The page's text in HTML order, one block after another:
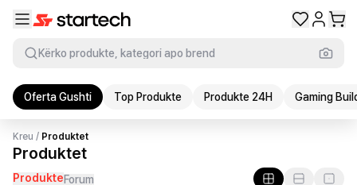
Kërko produkte, kategori apo brend
Oferta Gushti Top Produkte Produkte 24H Gaming
Kreu / Produktet
Produktet
ProdukteForum